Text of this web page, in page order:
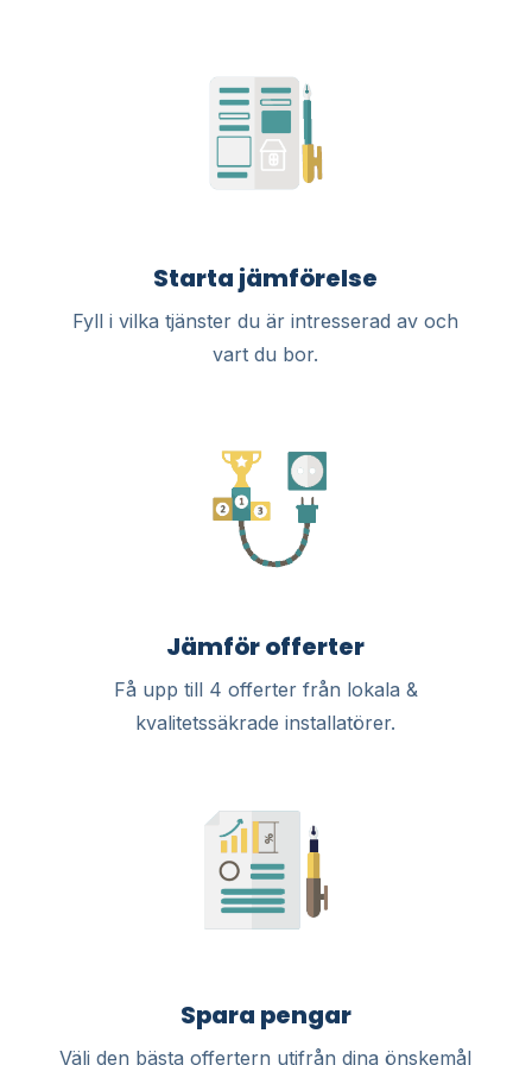
Starta jämförelse
Fyll i vilka tjänster du är intresserad av och
vart du bor.
Jämför offerter
Få upp till 4 offerter från lokala &
kvalitetssäkrade installatörer.
Spara pengar
Välj den bästa offertern utifrån dina önskemål